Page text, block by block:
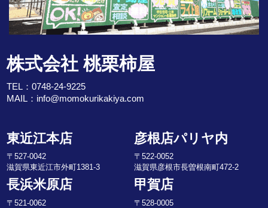
株式会社 桃栗柿屋
TEL：0748-24-9225
MAIL： info@momokurikakiya.com
東近江本店
〒527-0042
滋賀県東近江市外町1381-3
彦根店パリヤ内
〒522-0052
滋賀県彦根市長曽根南町472-2
長浜米原店
〒521-0062
甲賀店
〒528-0005